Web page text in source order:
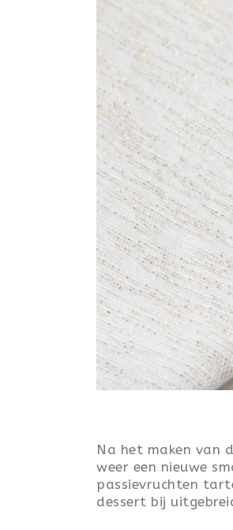
Na het maken van
weer een nieuwe
passievruchten
dessert bij